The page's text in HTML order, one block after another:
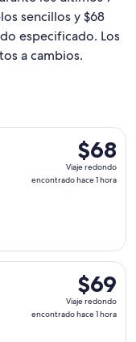
sencillos y $68
especificado. Los
a cambios.
$68
Viaje
redondo,
hora
$68
Viaje redondo
encontrado hace 1 hora
salida el sáb, 12
$69
Viaje
redondo,
$69
Viaje redondo
encontrado hace 1 hora
salida el mar, 1